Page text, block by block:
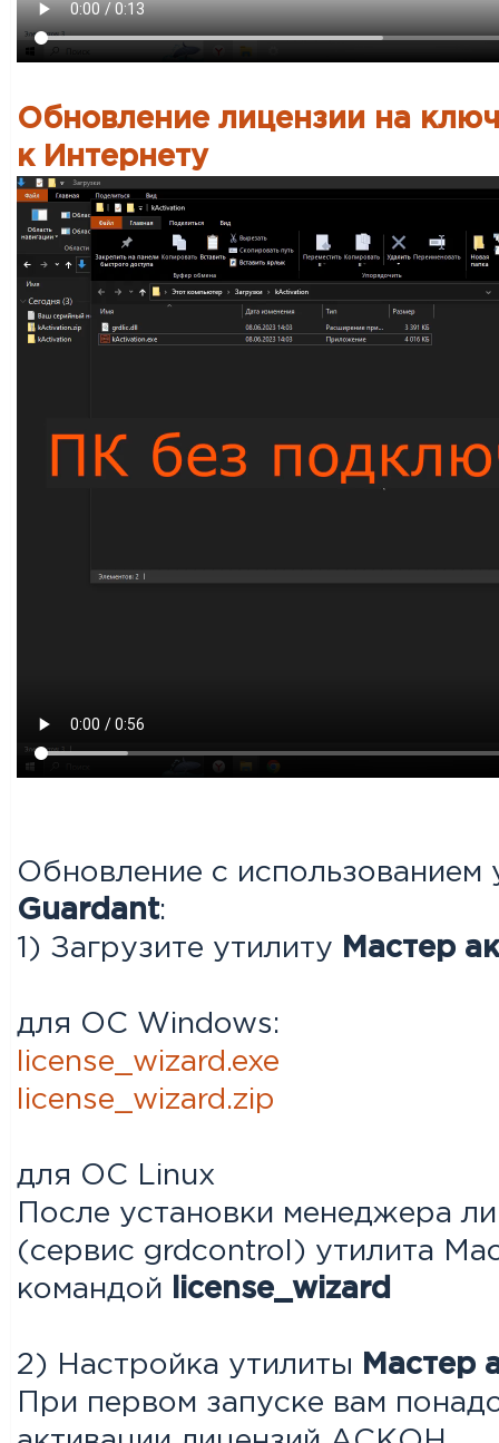
Обновление лицензии на
к Интернету
Обновление с использованием
Guardant:
1) Загрузите утилиту
Мастер
для ОС Windows:
license_wizard.exe
license_wizard.zip
для ОС Linux
После установки менеджера
(сервис grdcontrol) утилита
командой
license_wizard
2) Настройка утилиты
Мастер
При первом запуске вам